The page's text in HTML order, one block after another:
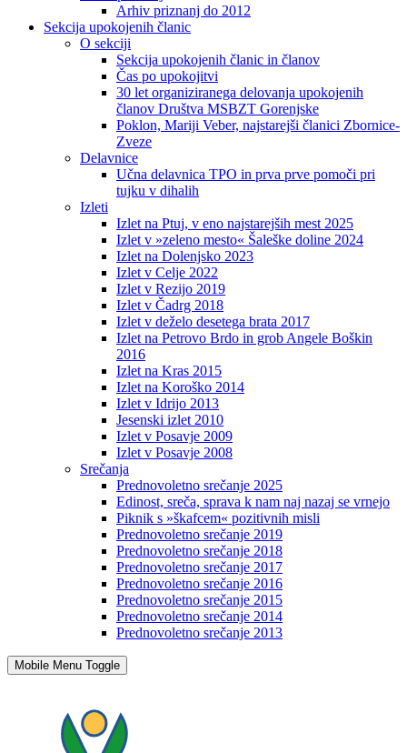
Arhiv priznanj do 2012
Sekcija upokojenih članic
O sekciji
Sekcija upokojenih članic in članov
Čas po upokojitvi
30 let organiziranega delovanja upokojenih
članov Društva MSBZT Gorenjske
Poklon, Mariji Veber, najstarejši članici Zbornice-
Zveze
Delavnice
Učna delavnica TPO in prva prve pomoči pri
tujku v dihalih
Izleti
Izlet na Ptuj, v eno najstarejših mest 2025
Izlet v »zeleno mesto« Šaleške doline 2024
Izlet na Dolenjsko 2023
Izlet v Celje 2022
Izlet v Rezijo 2019
Izlet v Čadrg 2018
Izlet v deželo desetega brata 2017
Izlet na Petrovo Brdo in grob Angele Boškin
2016
Izlet na Kras 2015
Izlet na Koroško 2014
Izlet v Idrijo 2013
Jesenski izlet 2010
Izlet v Posavje 2009
Izlet v Posavje 2008
Srečanja
Prednovoletno srečanje 2025
Edinost, sreča, sprava k nam naj nazaj se vrnejo
Piknik s »škafcem« pozitivnih misli
Prednovoletno srečanje 2019
Prednovoletno srečanje 2018
Prednovoletno srečanje 2017
Prednovoletno srečanje 2016
Prednovoletno srečanje 2015
Prednovoletno srečanje 2014
Prednovoletno srečanje 2013
Mobile Menu Toggle